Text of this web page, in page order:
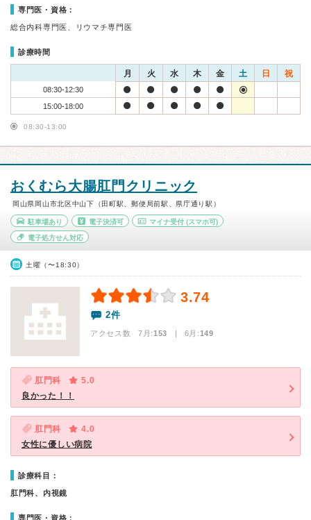
専門医・資格：
総合内科専門医、リウマチ専門医
診療時間
月 火 水 木 金 土 日 祝
08:30-12:30
15:00-18:00
08:30-13:00
おくむら大腸肛門クリニック
岡山県岡山市北区中山下（田町駅、郵便局前駅、県庁通り駅）
駐車場あり 電子決済可 マイナ受付 (スマホ可)
電子処方せん対応
土曜（〜18:30）
3.74
2件
アクセス数 7月:153 | 6月:149
肛門科
5.0
良かった！！
肛門科
4.0
女性に優しい病院
診療科目：
肛門科、内視鏡
専門医・資格：